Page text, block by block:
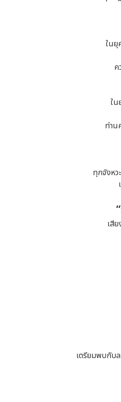
ในยุ
ค
ใ
ท่าน
ทุกจังหว
เสี
เตรียมพบกับ